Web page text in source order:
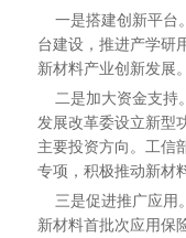
一是搭建创新平台
台建设，推进产学研
新材料产业创新发展。
二是加大资金支持
发展改革委设立新型
主要投资方向。工信
专项，积极推动新材
三是促进推广应用
新材料首批次应用保